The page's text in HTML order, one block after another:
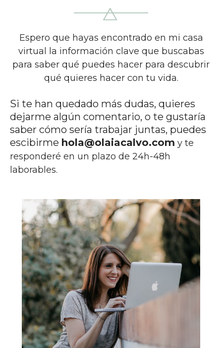
Espero que hayas encontrado en mi casa
virtual la información clave que buscabas
para saber qué puedes hacer para descubrir
qué quieres hacer con tu vida.
Si te han quedado más dudas, quieres
dejarme algún comentario, o te gustaría
saber cómo sería trabajar juntas, puedes
escibirme hola@olaiacalvo.com y te
responderé en un plazo de 24h-48h
laborables.